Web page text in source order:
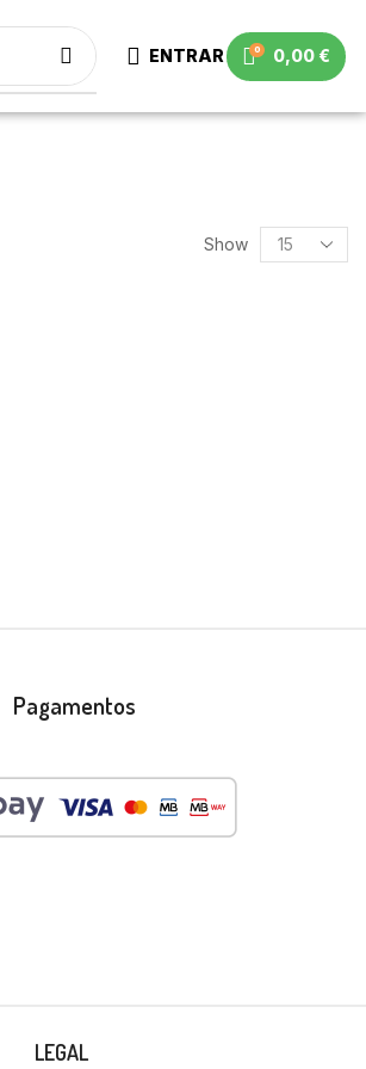
ENTRAR 0 0,00 €
Show
Pagamentos
LEGAL